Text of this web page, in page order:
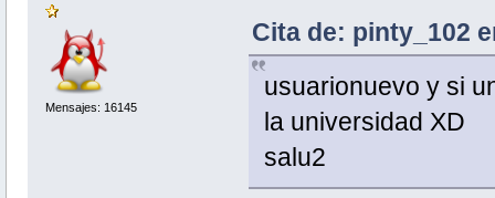
Mensajes: 16145
Cita de: pinty_102
usuarionuevo y si
la universidad XD
salu2